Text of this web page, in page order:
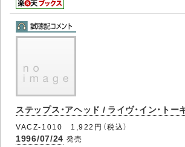
ステップス・アヘッド / ライヴ・イン・ト
VACZ-1010 1,922円（税込）
1996/07/24 発売